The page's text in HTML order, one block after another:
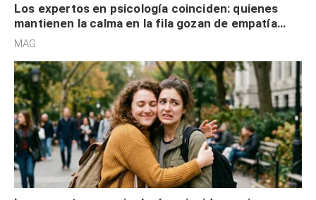
Los expertos en psicología coinciden: quienes
mantienen la calma en la fila gozan de empatía
cognitiva, gratitud y no solo tienen autocontrol
MAG.